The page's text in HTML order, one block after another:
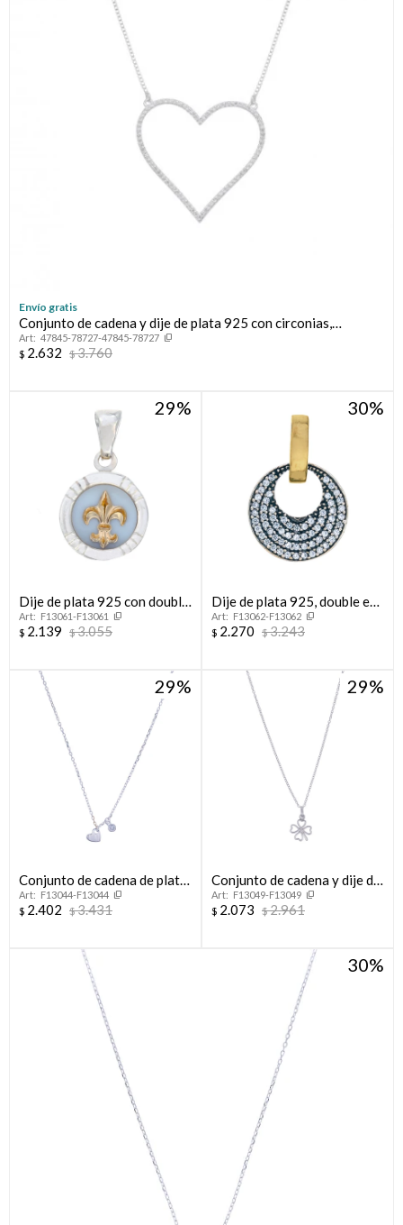
Envío gratis
Conjunto de cadena y dije de plata 925 con circonias,
CORAZON CALADO.
47845-78727-47845-78727
$ 2.632 $3.760
29
Dije de plata 925 con double
de oro 18 ktes y nácar, FLOR
DE LIS
F13061-F13061
$ 2.139 $3.055
30
Dije de plata 925, double en
oro 18 ktes y circonias.
F13062-F13062
$ 2.270 $3.243
29
Conjunto de cadena de plata
925 con dijes, AMOR.
F13044-F13044
$ 2.402 $3.431
29
Conjunto de cadena y dije de
plata 925 rodinado,
TREBOL.
F13049-F13049
$ 2.073 $2.961
30